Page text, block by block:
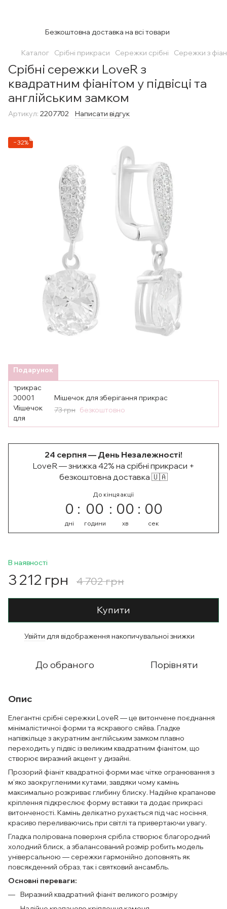
Безкоштовна доставка на всі товари
Каталог Срібні прикраси Сережки срібні Сережки з
Срібні сережки LoveR з
квадратним фіанітом у підвісці та
англійським замком
Артикул: 2207702 Написати відгук
−32%
Подарунок
Мішечок для зберігання прикрас
73 грн безкоштовно
24 серпня — День Незалежності!
LoveR — знижка 42% на срібні прикраси +
безкоштовна доставка 🇺🇦
До кінця акції
0
дні
00
години
00
хв
00
сек
В наявності
3 212 грн 4 702 грн
Купити
Увійти для відображення накопичувальної знижки
До обраного Порівняти
Опис
Елегантні срібні сережки LoveR — це витончене поєднання
мінімалістичної форми та яскравого сяйва. Гладке
напівкільце з акуратним англійським замком плавно
переходить у підвіс із великим квадратним фіанітом, що
створює виразний акцент у дизайні.
Прозорий фіаніт квадратної форми має чітке огранювання з
м’яко заокругленими кутами, завдяки чому камінь
максимально розкриває глибину блиску. Надійне крапанове
кріплення підкреслює форму вставки та додає прикрасі
витонченості. Камінь делікатно рухається під час носіння,
красиво переливаючись при світлі та привертаючи увагу.
Гладка полірована поверхня срібла створює благородний
холодний блиск, а збалансований розмір робить модель
універсальною — сережки гармонійно доповнять як
повсякденний образ, так і святковий ансамбль.
Основні переваги:
Виразний квадратний фіаніт великого розміру